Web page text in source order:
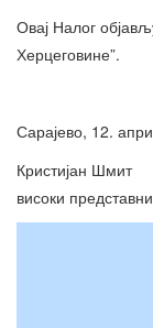
Овај Налог
Херцеговине”.
Сарајево, 12.
Кристијан Шмит
високи